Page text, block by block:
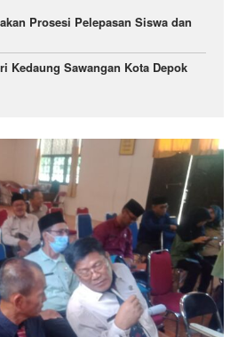
Prosesi Pelepasan Siswa dan
Kedaung Sawangan Kota Depok